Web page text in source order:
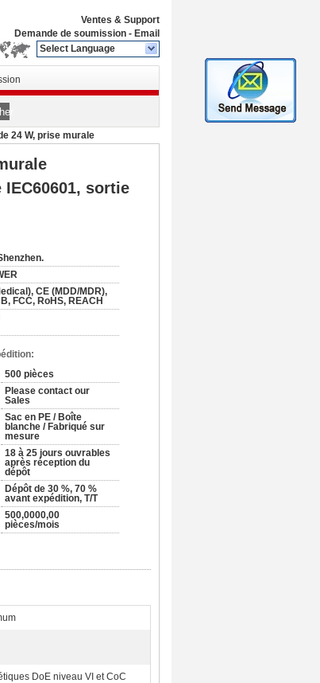
Ventes & Support
Demande de soumission - Email
Select Language
24 W, prise murale
sortie
CE (MDD/MDR),
FCC, RoHS, REACH
500 pièces
Please contact our
Sales
Sac en PE / Boîte
blanche / Fabriqué sur
mesure
18 à 25 jours ouvrables
après réception du
dépôt
Dépôt de 30 %, 70 %
avant expédition, T/T
500,0000,00
pièces/mois
DoE niveau VI et CoC